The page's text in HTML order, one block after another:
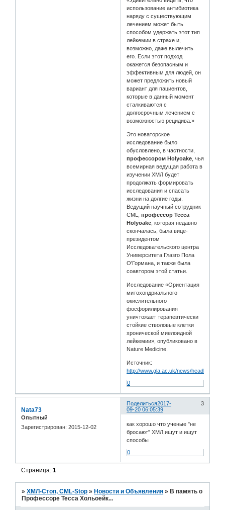
использование антибиотика
наряду с существующим
лечением может быть
способом удержать этот тип
лейкемии в страхе и,
возможно, даже вылечить
его. Если этот подход
окажется безопасным и
эффективным для людей, он
может предложить новый
вариант для пациентов,
которые в данный момент
сталкиваются с
долгосрочным лечением с
возможностью рецидива.»
Это новаторское
исследование было
обусловлено, в частности,
профессором Holyoake , чья
всемирная ведущая работа в
изучении ХМЛ будет
продолжать формировать
исследования и спасать
жизни на долгие годы.
Ведущий научный сотрудник
CML,профессор Тесса
Holyoake , которая недавно
скончалась, была вице-
президентом
Исследовательского центра
Университета Глазго Пола
О'Гормана, и также была
соавтором этой статьи.
Исследование «Ориентация
митохондриального
окислительного
фосфорилирования
уничтожает терапевтически
стойкие стволовые клетки
хронической миелоидной
лейкемии», опубликовано в
Nature Medicine.
Источник:
http://www.gla.ac.uk/news/
0
Поделиться 3
2017-
09-20 06:05:39
Nata73
Опытный
Зарегистрирован: 2015-12-02
как хорошо что ученые "не
бросают" ХМЛ,ищут и ищут
способы
0
Страница:1
»ХМЛ-Стоп, CML-Stop » Новости и Объявления » В память о
Профессоре Тесса Хольоейк...